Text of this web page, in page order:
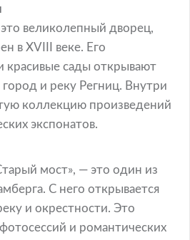
великолепный дворец,
в XVIII веке. Его
красивые сады открывают
и реку Регниц. Внутри
коллекцию произведений
экспонатов.
мост», — это один из
С него открывается
и окрестности. Это
и романтических